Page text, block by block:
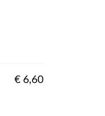
€ 6,60